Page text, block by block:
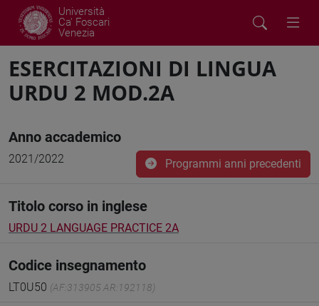
Università
Ca' Foscari
Venezia
ESERCITAZIONI DI LINGUA
URDU 2 MOD.2A
Anno accademico
2021/2022 Programmi anni precedenti
Titolo corso in inglese
URDU 2 LANGUAGE PRACTICE 2A
Codice insegnamento
LT0U50 (AF:313905 AR:192118)